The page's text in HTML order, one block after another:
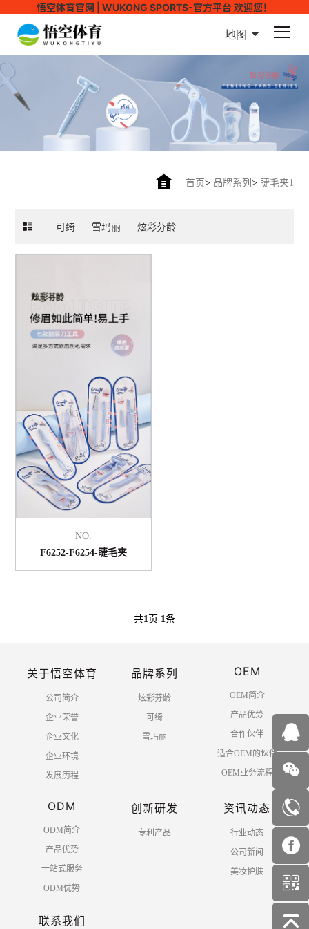
悟空体育官网 | WUKONG SPORTS-官方平台 欢迎您！
地图
首页> 品牌系列 > 睫毛夹1
可绮 雪玛丽 炫彩芬龄
NO.
F6252-F6254-睫毛夹
共1页 1条
关于悟空体育
公司简介
企业荣誉
企业文化
企业环境
发展历程
品牌系列
炫彩芬龄
可绮
雪玛丽
OEM
OEM简介
产品优势
合作伙伴
适合OEM的伙伴
OEM业务流程
ODM
ODM简介
产品优势
一站式服务
ODM优势
创新研发
专利产品
资讯动态
行业动态
公司新闻
美妆护肤
联系我们